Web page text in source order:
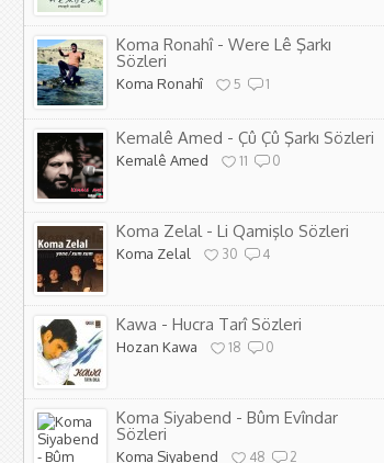
Koma Ronahî - Were Lê Şarkı
Sözleri
Koma Ronahî 5 1
Kemalê Amed - Çû Çû Şarkı Sözleri
Kemalê Amed 11 0
Koma Zelal - Li Qamişlo Sözleri
Koma Zelal 30 4
Kawa - Hucra Tarî Sözleri
Hozan Kawa 18 0
Koma Siyabend - Bûm Evîndar
Sözleri
Koma Siyabend 48 2